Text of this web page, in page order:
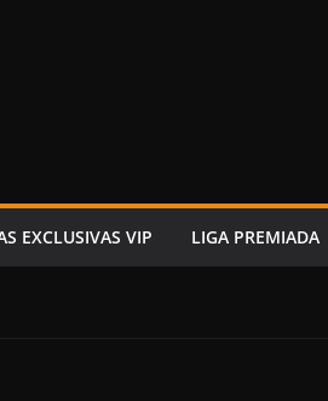
EXCLUSIVAS VIP LIGA PREMIADA